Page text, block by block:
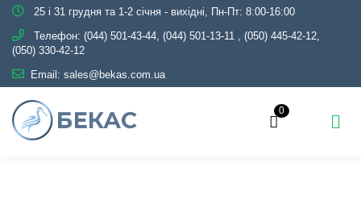
25 і 31 грудня та 1-2 січня - вихідні, Пн-Пт: 8:00-16:00
Телефон: (044) 501-43-44, (044) 501-13-11 , (050) 445-42-12,
(050) 330-42-12
Email: sales@bekas.com.ua
0